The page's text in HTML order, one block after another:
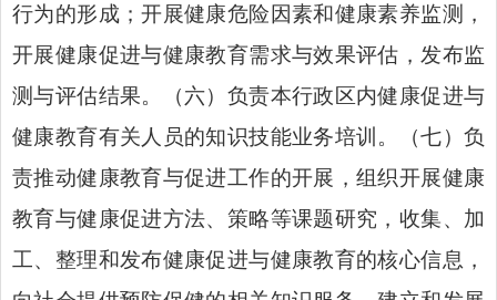
行为的形成；开展健康危险因素和健康素养监测，
开展健康促进与健康教育需求与效果评估，发布监
测与评估结果。（六）负责本行政区内健康促进与
健康教育有关人员的知识技能业务培训。（七）负
责推动健康教育与促进工作的开展，组织开展健康
教育与健康促进方法、策略等课题研究，收集、加
工、整理和发布健康促进与健康教育的核心信息，